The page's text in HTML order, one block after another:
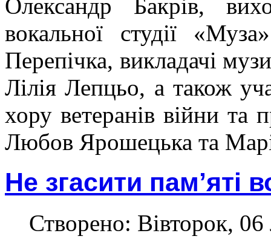
Олександр Бакрів,
вокальної студії
Перепічка, викладачі
Лілія Лепцьо, а також
хору ветеранів війни та
Любов Ярошецька та
Не згасити пам’яті
Створено: Вівторок,